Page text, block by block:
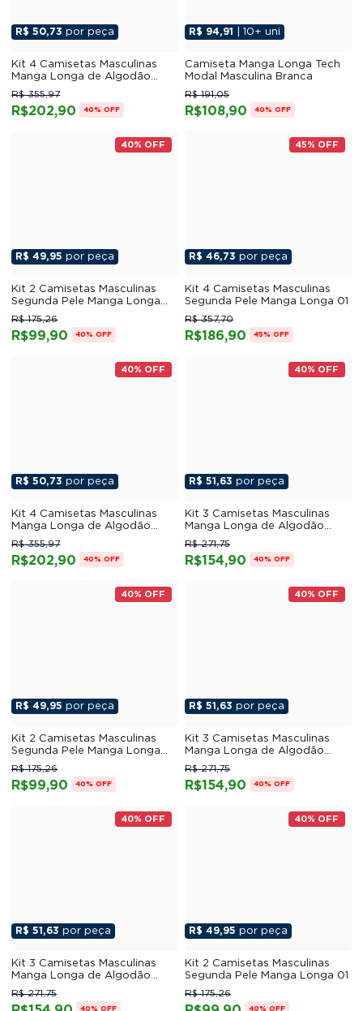
R$ 50,73 por peça
Kit 4 Camisetas Masculinas
Manga Longa de Algodão
Penteado 01
R$202,90
R$ 355,97
40% OFF
R$ 94,91 | 10+ uni
Camiseta Manga Longa Tech
Modal Masculina Branca
R$108,90
R$ 191,05
40% OFF
40% OFF
R$ 49,95 por peça
Kit 2 Camisetas Masculinas
Segunda Pele Manga Longa
05
R$99,90
R$ 175,26
40% OFF
45% OFF
R$ 46,73 por peça
Kit 4 Camisetas Masculinas
Segunda Pele Manga Longa 01
R$186,90
R$ 357,70
45% OFF
40% OFF
R$ 50,73 por peça
Kit 4 Camisetas Masculinas
Manga Longa de Algodão
Penteado 02
R$202,90
R$ 355,97
40% OFF
40% OFF
R$ 51,63 por peça
Kit 3 Camisetas Masculinas
Manga Longa de Algodão
Penteado 07
R$154,90
R$ 271,75
40% OFF
40% OFF
R$ 49,95 por peça
Kit 2 Camisetas Masculinas
Segunda Pele Manga Longa
04
R$99,90
R$ 175,26
40% OFF
40% OFF
R$ 51,63 por peça
Kit 3 Camisetas Masculinas
Manga Longa de Algodão
Penteado 08
R$154,90
R$ 271,75
40% OFF
40% OFF
R$ 51,63 por peça
Kit 3 Camisetas Masculinas
Manga Longa de Algodão
Penteado 10
R$ 271,75
40% OFF
40% OFF
R$ 49,95 por peça
Kit 2 Camisetas Masculinas
Segunda Pele Manga Longa 01
R$ 175,26
40% OFF